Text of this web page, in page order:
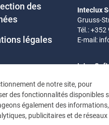
de notre site, pour
des fonctionnalités disponibles
également des
publicitaires et de réseaux
des
légales
Inteclux
Gruuss-
Tél.: +352
E-mail:
Intec
Eifel-
Tél.: +32
E-mail: